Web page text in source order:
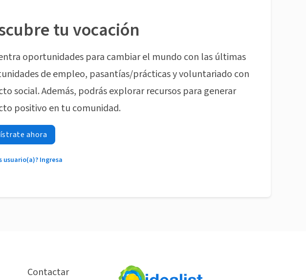
tu vocación
oportunidades para cambiar el mundo con las últimas
de empleo, pasantías/prácticas y voluntariado con
social. Además, podrás explorar recursos para generar
positivo en tu comunidad.
ahora
usuario(a)? Ingresa
Contactar